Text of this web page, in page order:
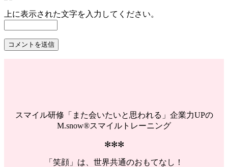
上に表示された文字を入力してください。
スマイル研修「また会いたいと思われる」企業力UPの
M.snow®スマイルトレーニング
✻✻✻
「笑顔」は、世界共通のおもてなし！